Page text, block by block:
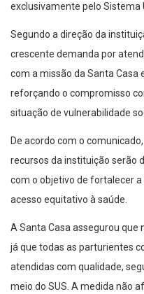
exclusivamente pelo Sistema
Segundo a direção da
crescente demanda por
com a missão da Santa
reforçando o compromisso
situação de vulnerabilidade
De acordo com o
recursos da instituição serão
com o objetivo de fortalecer
acesso equitativo à saúde.
A Santa Casa assegurou
já que todas as parturientes
atendidas com qualidade,
meio do SUS. A medida não